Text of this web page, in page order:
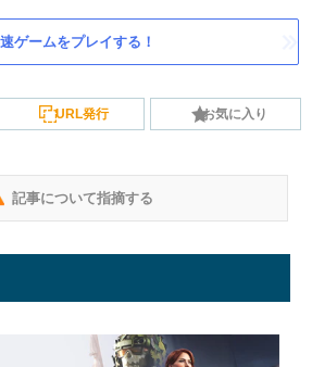
ゲームをプレイする！
URL発行 お気に入り
記事について指摘する